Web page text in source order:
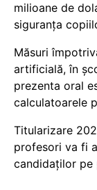
milioane de
siguranța
Măsuri
artificială, în
prezenta oral
calculatoarele
Titularizare
profesori va fi
candidaților